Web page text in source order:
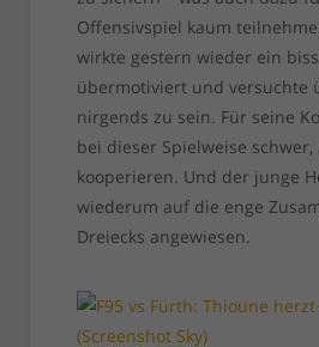
Offensivspiel kaum
wirkte gestern wieder ein
übermotiviert und versuchte
nirgends zu sein. Für seine
bei dieser Spielweise
kooperieren. Und der junge
wiederum auf die enge
Dreiecks angewiesen.